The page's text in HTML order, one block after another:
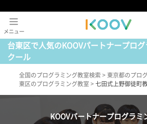
台東区で人気のKOOVパートナープロ
クール
全国のプログラミング教室検索 > 東京都のプロ
東区のプログラミング教室 > 七田式上野御徒町
KOOVパートナープログラミ